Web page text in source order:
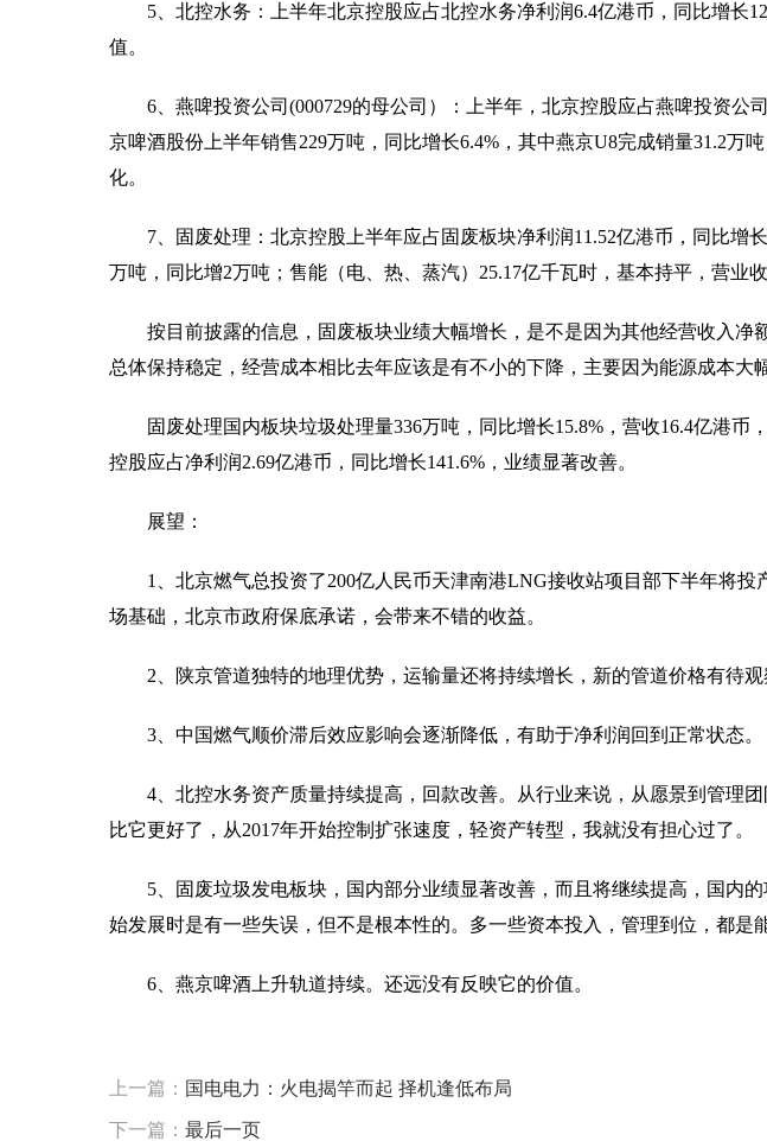
5、北控水务：上半年北京控股应占北控水务净利润6.4亿港币，同比增长
值。
6、燕啤投资公司(000729的母公司）：上半年，北京控股应占燕啤投资公
京啤酒股份上半年销售229万吨，同比增长6.4%，其中燕京U8完成销量31.2万
化。
7、固废处理：北京控股上半年应占固废板块净利润11.52亿港币，同比增
万吨，同比增2万吨；售能（电、热、蒸汽）25.17亿千瓦时，基本持平，营业
按目前披露的信息，固废板块业绩大幅增长，是不是因为其他经营收入净
总体保持稳定，经营成本相比去年应该是有不小的下降，主要因为能源成本大
固废处理国内板块垃圾处理量336万吨，同比增长15.8%，营收16.4亿港币
控股应占净利润2.69亿港币，同比增长141.6%，业绩显著改善。
展望：
1、北京燃气总投资了200亿人民币天津南港LNG接收站项目部下半年将
场基础，北京市政府保底承诺，会带来不错的收益。
2、陕京管道独特的地理优势，运输量还将持续增长，新的管道价格有待
3、中国燃气顺价滞后效应影响会逐渐降低，有助于净利润回到正常状态。
4、北控水务资产质量持续提高，回款改善。从行业来说，从愿景到管理
比它更好了，从2017年开始控制扩张速度，轻资产转型，我就没有担心过了。
5、固废垃圾发电板块，国内部分业绩显著改善，而且将继续提高，国内
始发展时是有一些失误，但不是根本性的。多一些资本投入，管理到位，都是
6、燕京啤酒上升轨道持续。还远没有反映它的价值。
上一篇： 国电电力：火电揭竿而起 择机逢低布局
下一篇： 最后一页